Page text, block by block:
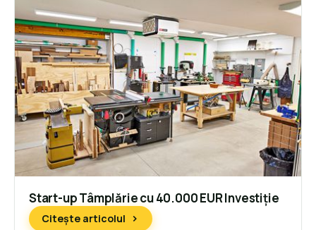
Start-up Tâmplărie cu 40.000 EUR Investiție
Citește articolul